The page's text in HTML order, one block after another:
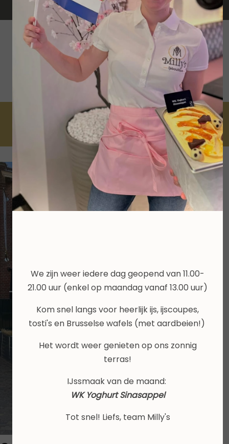
We zijn weer iedere dag geopend van 11.00-
21.00 uur (enkel op maandag vanaf 13.00 uur)
Kom snel langs voor heerlijk ijs, ijscoupes,
tosti's en Brusselse wafels (met aardbeien!)
Het wordt weer genieten op ons zonnig
terras!
IJssmaak van de maand:
WK Yoghurt Sinasappel
Tot snel! Liefs, team Milly's